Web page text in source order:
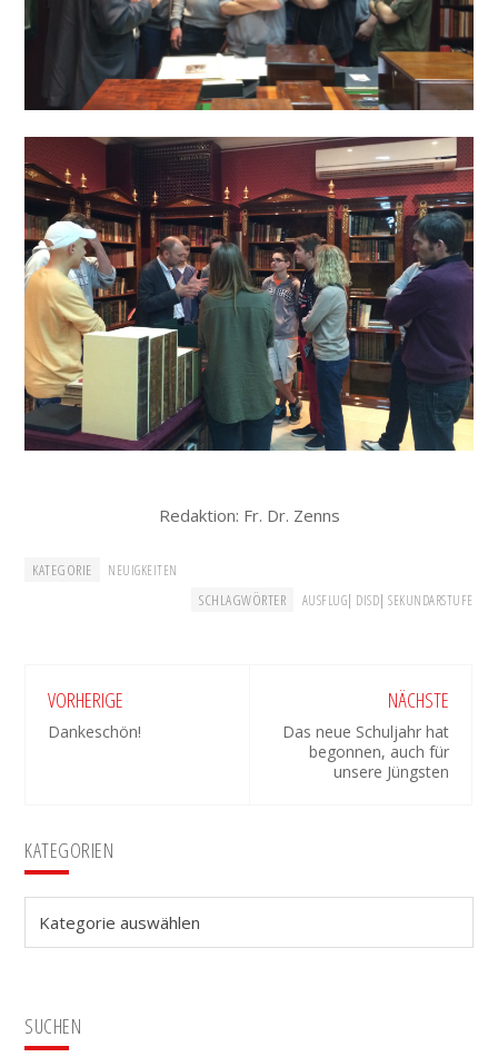
Redaktion: Fr. Dr. Zenns
KATEGORIE NEUIGKEITEN
SCHLAGWÖRTER AUSFLUG| DISD|SEKUNDARSTUFE
VORHERIGE
Dankeschön!
NÄCHSTE
Das neue Schuljahr hat
begonnen, auch für
unsere Jüngsten
Seitenspalte
KATEGORIEN
SUCHEN